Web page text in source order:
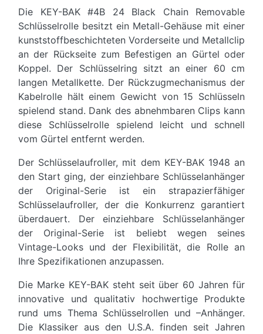
Die KEY-BAK #4B 24 Black Chain Removable
Schlüsselrolle besitzt ein Metall-Gehäuse mit einer
kunststoffbeschichteten Vorderseite und Metallclip
an der Rückseite zum Befestigen an Gürtel oder
Koppel. Der Schlüsselring sitzt an einer 60 cm
langen Metallkette. Der Rückzugmechanismus der
Kabelrolle hält einem Gewicht von 15 Schlüsseln
spielend stand. Dank des abnehmbaren Clips kann
diese Schlüsselrolle spielend leicht und schnell
vom Gürtel entfernt werden.
Der Schlüsselaufroller, mit dem KEY-BAK 1948 an
den Start ging, der einziehbare Schlüsselanhänger
der Original-Serie ist ein strapazierfähiger
Schlüsselaufroller, der die Konkurrenz garantiert
überdauert. Der einziehbare Schlüsselanhänger
der Original-Serie ist beliebt wegen seines
Vintage-Looks und der Flexibilität, die Rolle an
Ihre Spezifikationen anzupassen.
Die Marke KEY-BAK steht seit über 60 Jahren für
innovative und qualitativ hochwertige Produkte
rund ums Thema Schlüsselrollen und –Anhänger.
Die Klassiker aus den U.S.A. finden seit Jahren